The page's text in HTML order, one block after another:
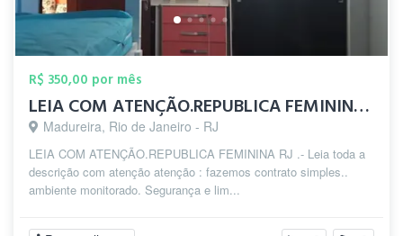
R$ 350,00 por mês
LEIA COM ATENÇÃO.REPUBLICA FEMININA zp(2...
Madureira, Rio de Janeiro - RJ
LEIA COM ATENÇÃO.REPUBLICA FEMININA RJ .- Leia toda a
descrição com atenção atenção : fazemos contrato simples..
ambiente monitorado. Segurança e lim...